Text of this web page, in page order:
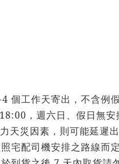
4 個工作天寄出，不含例假
，週六日、假日無安
天災因素，則可能延遲出
宅配司機安排之路線而定